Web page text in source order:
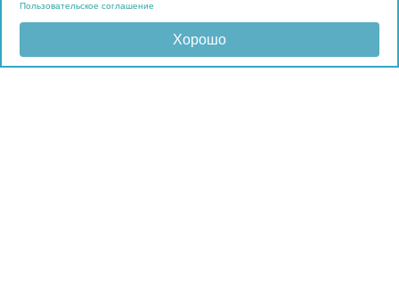
Пользовательское соглашение
Хорошо